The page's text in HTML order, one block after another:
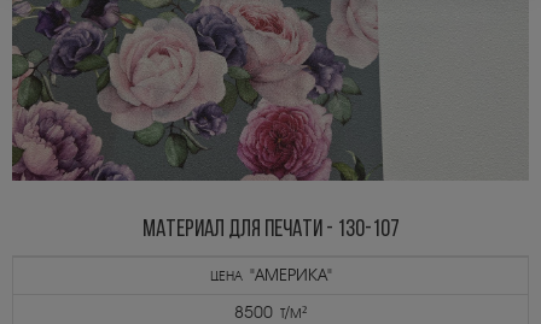
МАТЕРИАЛ ДЛЯ ПЕЧАТИ - 130-107
цена "АМЕРИКА"
8500 т/м²